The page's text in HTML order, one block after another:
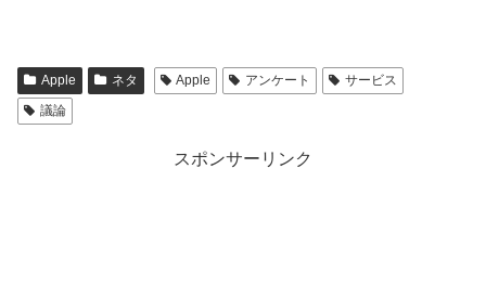
Apple ネタ Apple アンケート
サービス
議論
スポンサーリンク